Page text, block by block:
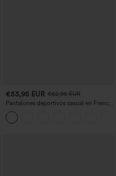
€53,95 EUR €62,95 EUR
Pantalones deportivos casual en French
terry con estampado denim, tiro medio,
estilo jeans y bolsillos